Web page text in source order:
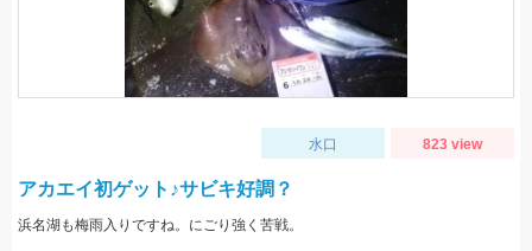
水口 823 view
アカエイ初ゲット♪サビキ好調？
浜名湖も梅雨入りですね。にごり強く苦戦。